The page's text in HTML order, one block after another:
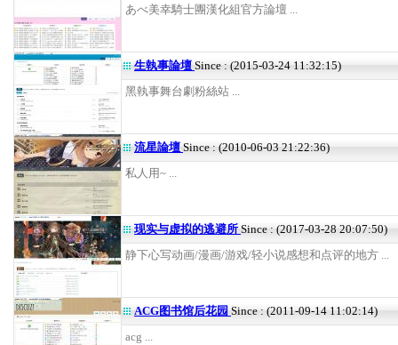
あべ美幸騎士團漢化組官方論壇 ...
生執事論壇 Since : (2015-03-24 11:32:15)
黑執事舞台劇粉絲站 ...
流星論壇 Since : (2010-06-03 21:22:36)
私人用~ ...
现实与虚拟的逃避所 Since : (2017-03-28 20:07:50)
静下心写动画/漫画/游戏/轻小说感想和点评的地方 ...
ACG图书馆后花园 Since : (2011-09-14 11:02:14)
acg ...